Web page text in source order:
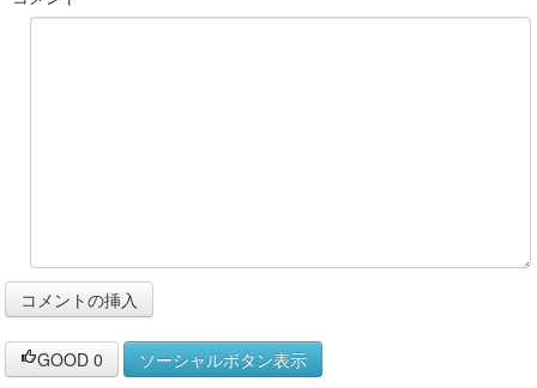
GOOD 0 ソーシャルボタン表示